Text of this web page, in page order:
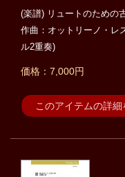
(楽譜) リュートのための
作曲：オットリーノ・
ル2重奏)
価格：7,000円
このアイテムの詳細